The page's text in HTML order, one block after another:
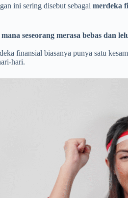
ini sering disebut sebagai merdeka
seseorang merasa bebas dan
finansial biasanya punya satu
hari.